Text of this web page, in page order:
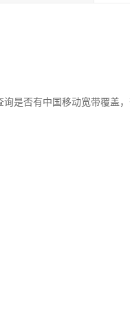
是否有中国移动宽带覆盖